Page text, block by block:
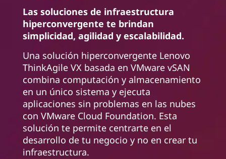
Las soluciones de infraestructura
hiperconvergente te brindan
simplicidad, agilidad y escalabilidad.
Una solución hiperconvergente Lenovo
ThinkAgile VX basada en VMware vSAN
combina computación y almacenamiento
en un único sistema y ejecuta
aplicaciones sin problemas en las nubes
con VMware Cloud Foundation. Esta
solución te permite centrarte en el
desarrollo de tu negocio y no en crear tu
infraestructura.